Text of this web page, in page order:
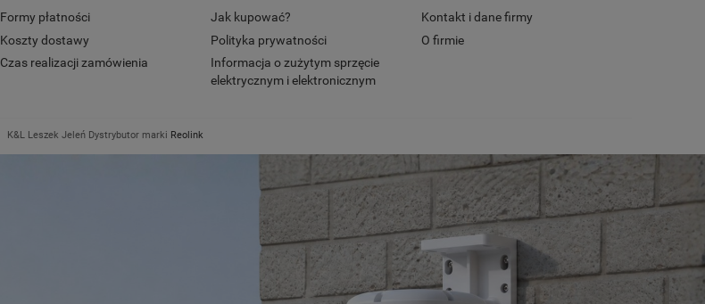
Formy płatności
Koszty dostawy
Czas realizacji zamówienia
Jak kupować?
Polityka prywatności
Informacja o zużytym sprzęcie
elektrycznym i elektronicznym
Kontakt i dane firmy
O firmie
K&L Leszek Jeleń Dystrybutor marki Reolink